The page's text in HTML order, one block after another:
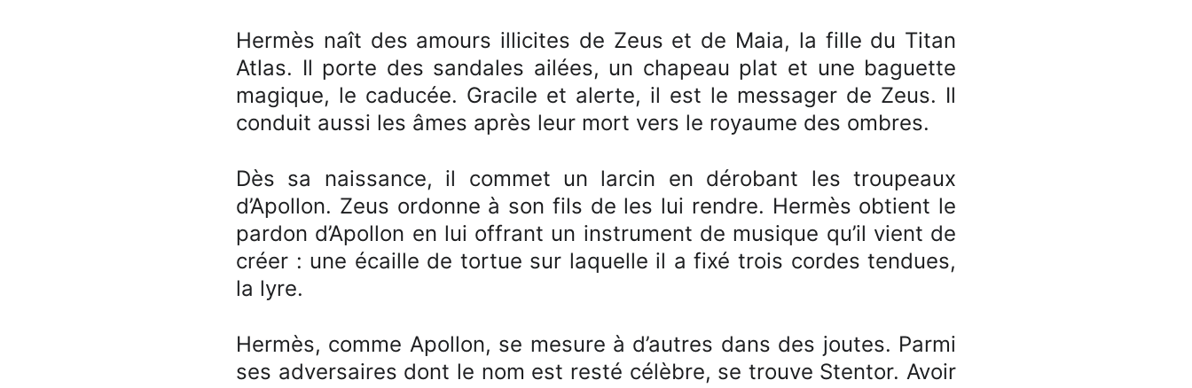
Hermès naît des amours illicites de Zeus et de Maia, la fille du Titan
Atlas. Il porte des sandales ailées, un chapeau plat et une baguette
magique, le caducée. Gracile et alerte, il est le messager de Zeus. Il
conduit aussi les âmes après leur mort vers le royaume des ombres.
Dès sa naissance, il commet un larcin en dérobant les troupeaux
d’Apollon. Zeus ordonne à son fils de les lui rendre. Hermès obtient le
pardon d’Apollon en lui offrant un instrument de musique qu’il vient de
créer : une écaille de tortue sur laquelle il a fixé trois cordes tendues,
la lyre.
Hermès, comme Apollon, se mesure à d’autres dans des joutes. Parmi
ses adversaires dont le nom est resté célèbre, se trouve Stentor. Avoir